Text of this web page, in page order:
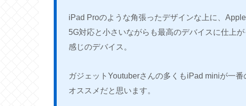
iPad Proのような角張ったデザインな上に、
5G対応と小さいながらも最高のデバイスに仕上
感じのデバイス。
ガジェットYoutuberさんの多くもiPad miniが一
オススメだと思います。